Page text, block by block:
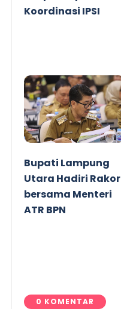
Koordinasi IPSI
Bupati Lampung
Utara Hadiri Rakor
bersama Menteri
ATR BPN
0 KOMENTAR